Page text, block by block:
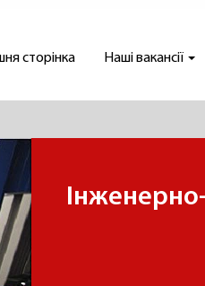
сторінка Наші вакансії